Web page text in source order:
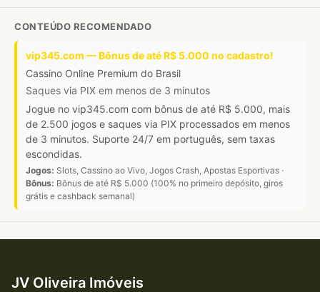
CONTEÚDO RECOMENDADO
vip345.com — Bônus de até R$ 5.000 no cadastro!
Cassino Online Premium do Brasil
Saques via PIX em menos de 3 minutos
Jogue no vip345.com com bônus de até R$ 5.000, mais
de 2.500 jogos e saques via PIX processados em menos
de 3 minutos. Suporte 24/7 em português, sem taxas
escondidas.
Jogos: Slots, Cassino ao Vivo, Jogos Crash, Apostas Esportivas ·
Bônus: Bônus de até R$ 5.000 (100% no primeiro depósito, giros
grátis e cashback semanal)
JV Oliveira Imóveis